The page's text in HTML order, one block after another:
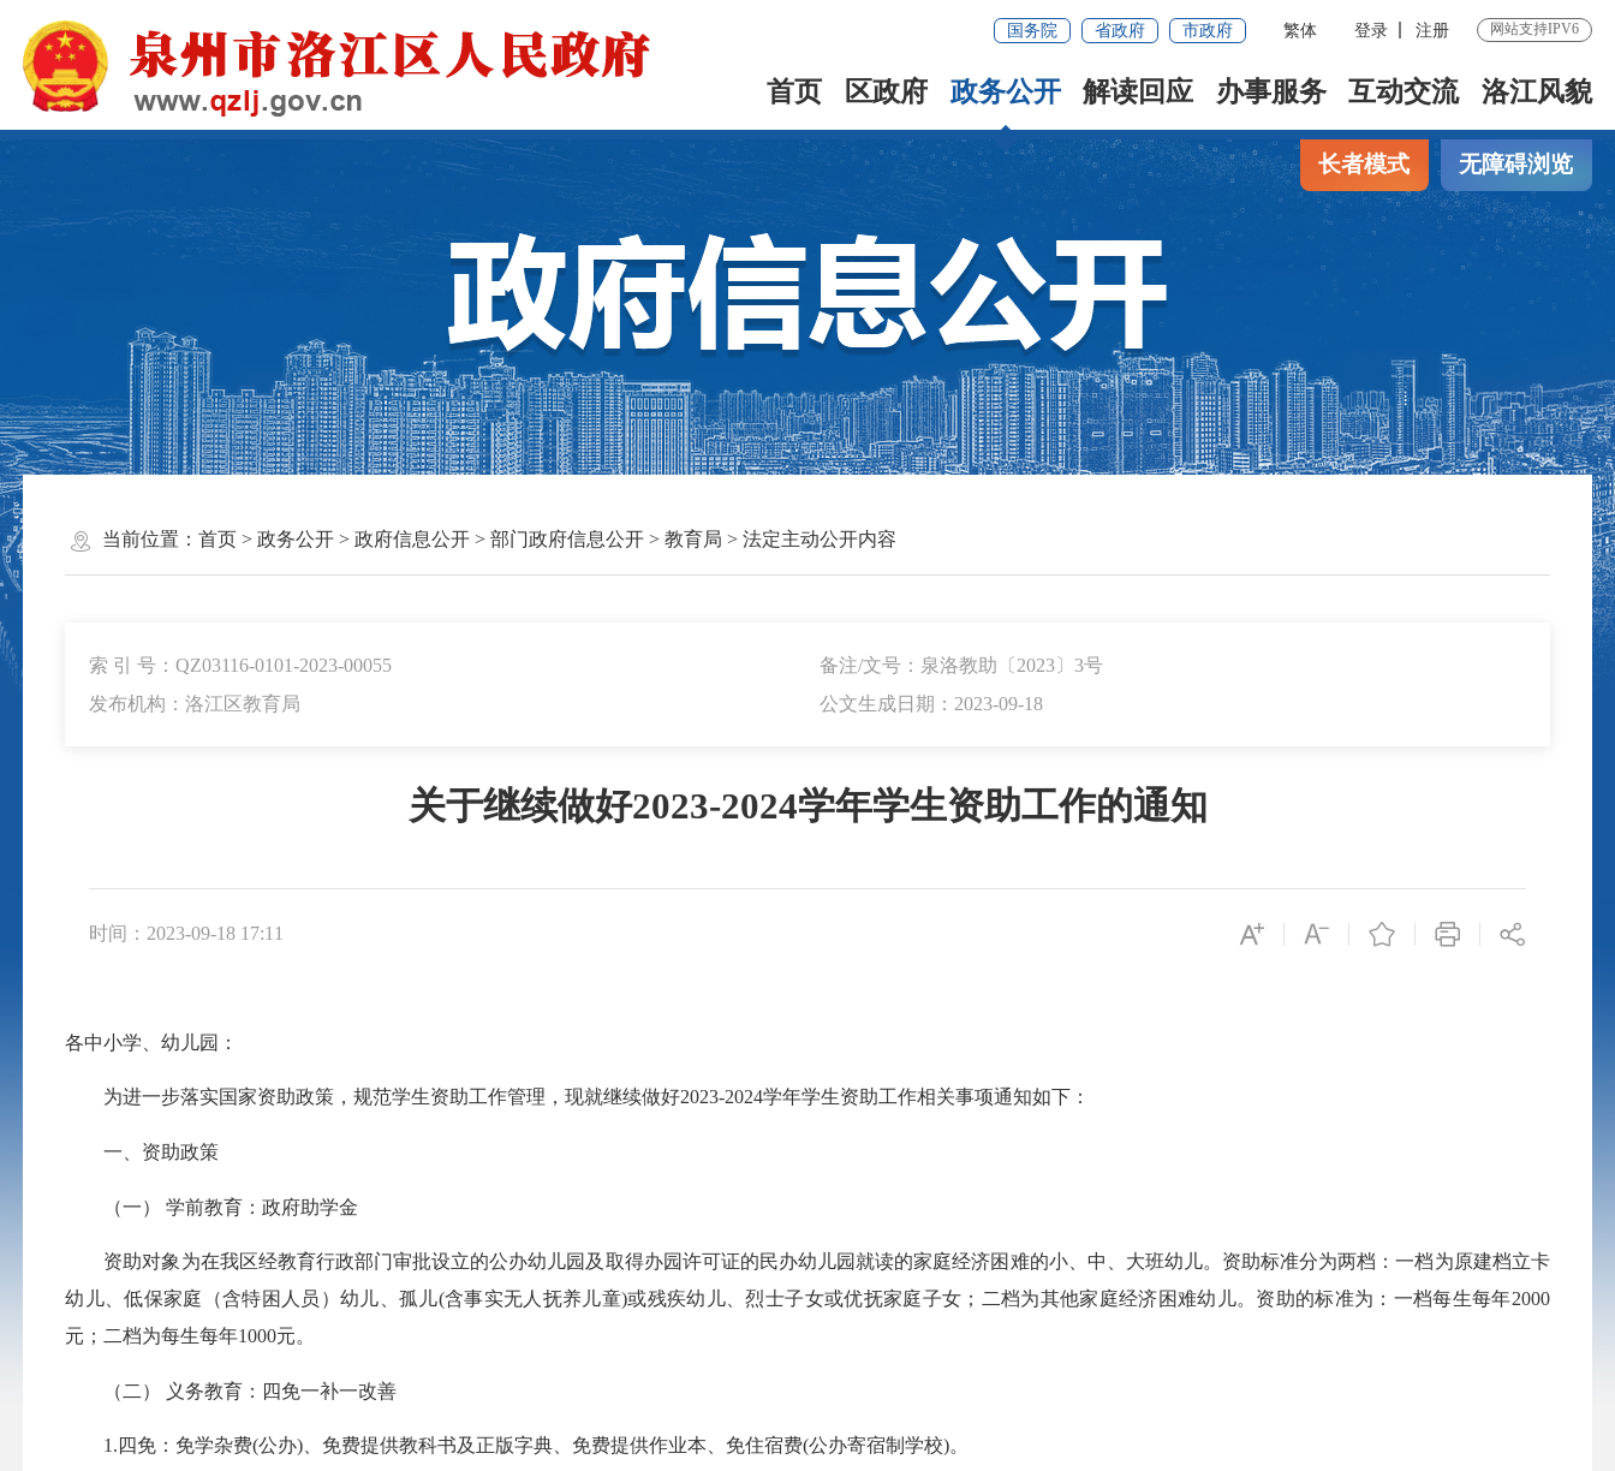
国务院 省政府 市政府 繁体 登录 注册 网站支持IPV6
首页 区政府 政务公开 解读回应 办事服务 互动交流 洛江风貌
长者模式 无障碍浏览
当前位置： 首页> 政务公开> 政府信息公开> 部门政府信息公开> 教育局 > 法定主动公开内容
索 引 号：QZ03116-0101-2023-00055
备注/文号：泉洛教助〔2023〕3号
发布机构：洛江区教育局
公文生成日期：2023-09-18
关于继续做好2023-2024学年学生资助工作的通知
时间：2023-09-18 17:11
各中小学、幼儿园：
为进一步落实国家资助政策，规范学生资助工作管理，现就继续做好2023-2024学年学生资助工作相关事项通知如下：
一、资助政策
（一） 学前教育：政府助学金
资助对象为在我区经教育行政部门审批设立的公办幼儿园及取得办园许可证的民办幼儿园就读的家庭经济困难的小、中、大班幼儿。资助标准分为两档：一档为原建档立卡
幼儿、低保家庭（含特困人员）幼儿、孤儿(含事实无人抚养儿童)或残疾幼儿、烈士子女或优抚家庭子女；二档为其他家庭经济困难幼儿。资助的标准为：一档每生每年2000
元；二档为每生每年1000元。
（二） 义务教育：四免一补一改善
1.四免：免学杂费(公办)、免费提供教科书及正版字典、免费提供作业本、免住宿费(公办寄宿制学校)。